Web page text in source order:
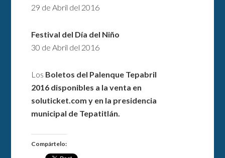
29 de Abril del 2016
Festival del Día del Niño
30 de Abril del 2016
Los Boletos del Palenque Tepabril
2016 disponibles a la venta en
soluticket.com y en la presidencia
municipal de Tepatitlán.
Compártelo: